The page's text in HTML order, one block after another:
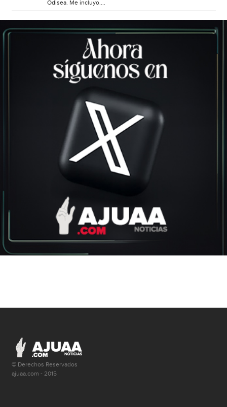
Odisea. Me incluyo....
© Derechos Reservados
ajuaa.com - 2015